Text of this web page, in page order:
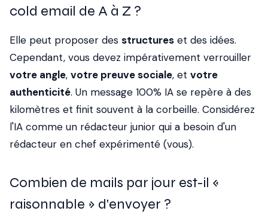
cold email de A à Z ?
Elle peut proposer des structures et des idées.
Cependant, vous devez impérativement verrouiller
votre angle, votre preuve sociale, et votre
authenticité. Un message 100% IA se repère à des
kilomètres et finit souvent à la corbeille. Considérez
l'IA comme un rédacteur junior qui a besoin d'un
rédacteur en chef expérimenté (vous).
Combien de mails par jour est-il «
raisonnable » d'envoyer ?